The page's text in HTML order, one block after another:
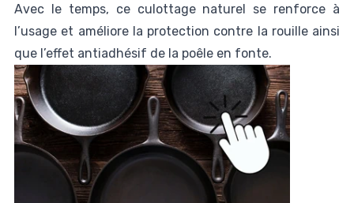
Avec le temps, ce culottage naturel se renforce à
l’usage et améliore la protection contre la rouille ainsi
que l’effet antiadhésif de la poêle en fonte.